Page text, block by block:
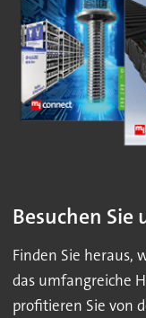
Besuchen Sie
Finden Sie heraus,
das umfangreiche
profitieren Sie von